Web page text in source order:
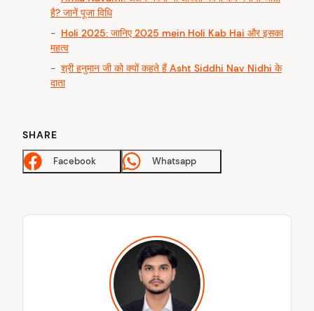
है? जानें पूजा विधि
Holi 2025: जानिए 2025 mein Holi Kab Hai और इसका
महत्व
श्री हनुमान जी को क्यों कहते हैं Asht Siddhi Nav Nidhi के
दाता
SHARE
Facebook Whatsapp